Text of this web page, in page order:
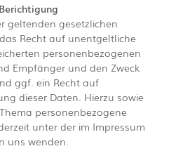
geltenden gesetzlichen
Recht auf unentgeltliche
personenbezogenen
Empfänger und den Zweck
ggf. ein Recht auf
dieser Daten. Hierzu sowie
personenbezogene
unter der im Impressum
uns wenden.